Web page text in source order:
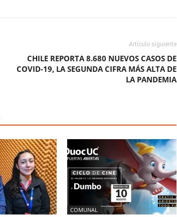
Artículo siguiente
CHILE REPORTA 8.680 NUEVOS CASOS DE
COVID-19, LA SEGUNDA CIFRA MÁS ALTA DE
LA PANDEMIA
COMUNAL